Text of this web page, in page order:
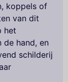
koppels of
van dit
het
hand, en
schilderij